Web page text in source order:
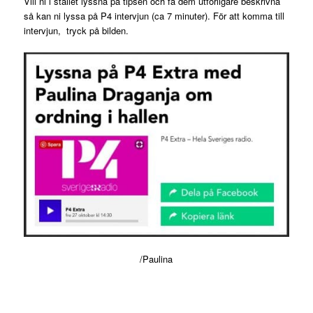
så kan ni lyssa på P4 intervjun (ca 7 minuter). För att komma till
intervjun, tryck på bilden.
/Paulina